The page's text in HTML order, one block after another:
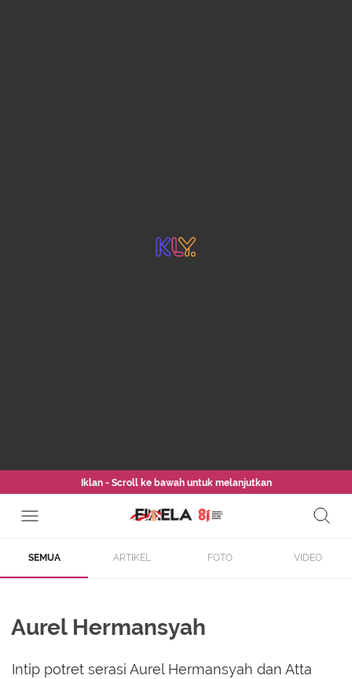
Iklan - Scroll ke bawah untuk melanjutkan
SEMUA ARTIKEL FOTO VIDEO
Aurel Hermansyah
Intip potret serasi Aurel Hermansyah dan Atta